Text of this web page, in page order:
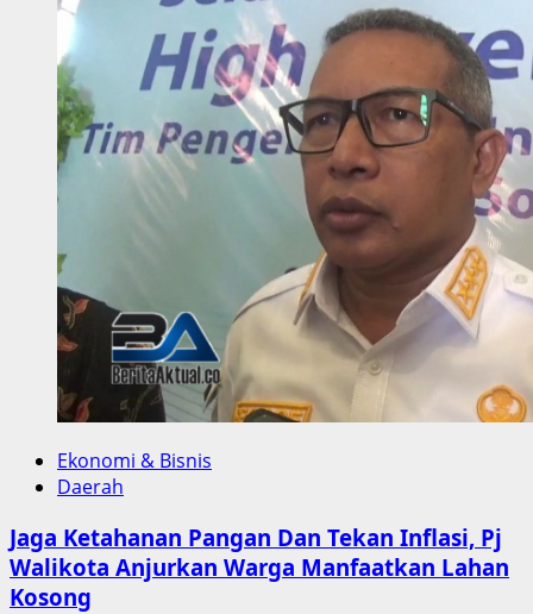
Sampah
Merugikanmu,Peduli
Sampah
Itu
Baik,Sadar
Itu
Wajib
dan
Terlambat
Cerdas
Ekonomi & Bisnis
Daerah
Jaga Ketahanan Pangan Dan Tekan Inflasi, Pj
Walikota Anjurkan Warga Manfaatkan Lahan
Kosong